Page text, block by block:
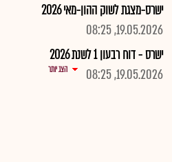
ישרס-מצגת לשוק ההון-מאי 2026
19.05.2026, 08:25
ישרס - דוח רבעון 1 לשנת 2026
19.05.2026, 08:25
הצג יותר